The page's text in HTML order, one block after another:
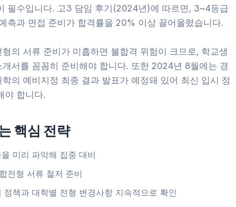
필수입니다. 고3 담임 후기(2024년)에 따르면, 3~4등급
측과 면접 준비가 합격률을 20% 이상 끌어올렸습니다.
의 서류 준비가 미흡하면 불합격 위험이 크므로, 학교생
서를 꼼꼼히 준비해야 합니다. 또한 2024년 8월에는 경
의 예비지정 최종 결과 발표가 예정돼 있어 최신 입시 정
야 합니다.
핵심 전략
미리 파악해 집중 대비
전형 서류 철저 준비
정책과 대학별 전형 변경사항 지속적으로 확인